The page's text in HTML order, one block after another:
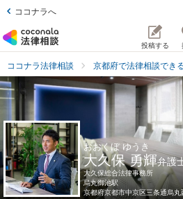
ココナラへ
投稿する
ココナラ法律相談 京都府で法律相談でき
おおくぼ ゆうき
大久保 勇輝弁護
大久保総合法律事務所
烏丸御池駅
京都府京都市中京区三条通烏